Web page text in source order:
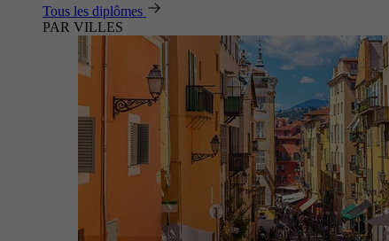
Tous les diplômes
PAR VILLES